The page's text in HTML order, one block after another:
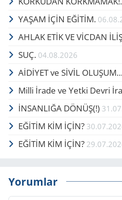
YAŞAM İÇİN EĞİTİM.
AHLAK ETİK VE VİCDAN
SUÇ. 04.08.2026
AİDİYET ve SİVİL OLUŞUM…
Milli İrade ve Yetki Devri
İNSANLIĞA DÖNÜŞ(!)
EĞİTİM KİM İÇİN?
EĞİTİM KİM İÇİN?
Yorumlar